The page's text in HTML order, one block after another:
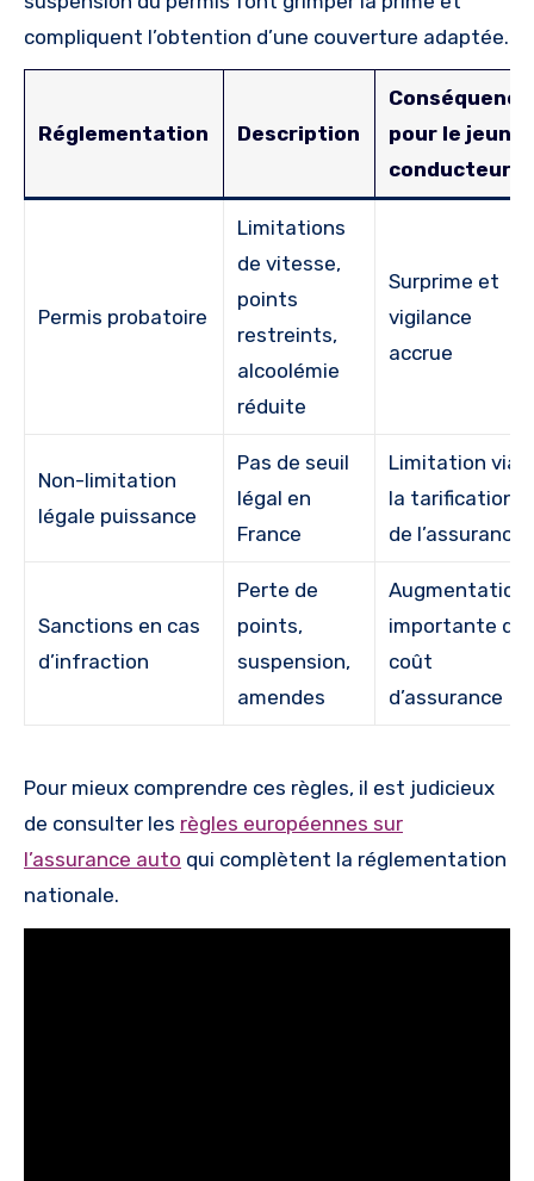
compliquent l’obtention d’une couverture adaptée.
Réglementation Description
Conséquence
pour le jeune
conducteur
Permis probatoire
Limitations
de vitesse,
points
restreints,
alcoolémie
réduite
Surprime et
vigilance
accrue
Non-limitation
légale puissance
Pas de seuil
légal en
France
Limitation via
la tarification
de l’assurance
Sanctions en cas
d’infraction
Perte de
points,
suspension,
amendes
Augmentation
importante du
coût
d’assurance
Pour mieux comprendre ces règles, il est judicieux
de consulter les règles européennes sur
l’assurance auto qui complètent la réglementation
nationale.